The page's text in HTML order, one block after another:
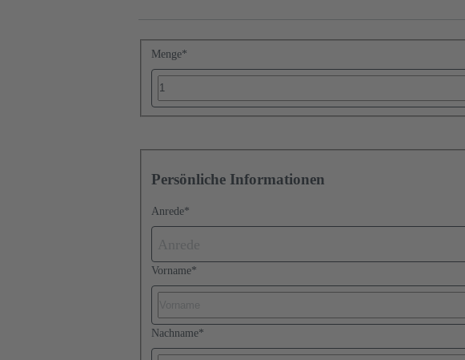
Menge*
Persönliche Informationen
Anrede*
Vorname*
Nachname*